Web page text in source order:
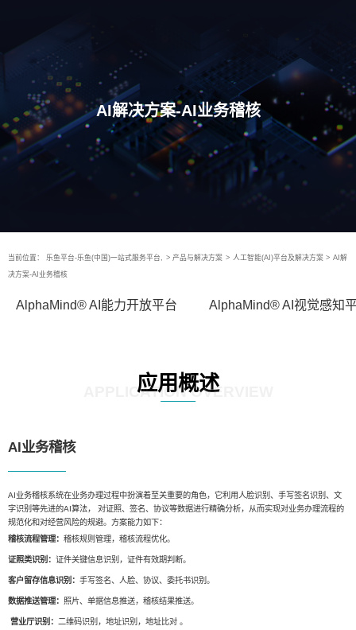
AI解决方案-AI业务稽核
当前位置： 乐鱼平台-乐鱼(中国)一站式服务平台, > 产品与解决方案 > 人工智能(AI)平台及解决方案 > AI解
决方案-AI业务稽核
AlphaMind® AI能力开放平台 AlphaMind® AI视觉感知
应用概述
APPLICATION OVERVIEW
AI业务稽核
AI业务稽核系统在业务办理过程中扮演着至关重要的角色，它利用人脸识别、手写签名识别、文
字识别等先进的AI算法， 对证照、签名、协议等数据进行精确分析，从而实现对业务办理流程的
规范化和对经营风险的规避。方案能力如下：
稽核流程管理： 稽核规则管理，稽核流程优化。
证照类识别： 证件关键信息识别，证件有效期判断。
客户留存信息识别： 手写签名、人脸、协议、委托书识别。
数据推送管理： 照片、单据信息推送，稽核结果推送。
营业厅识别： 二维码识别，地址识别，地址比对 。